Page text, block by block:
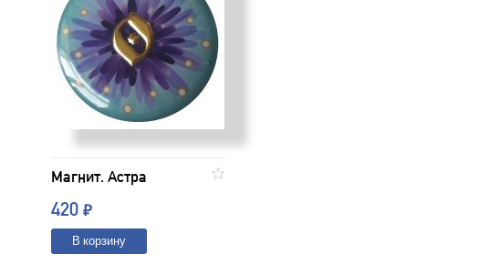
Магнит. Астра
420 ₽
В корзину